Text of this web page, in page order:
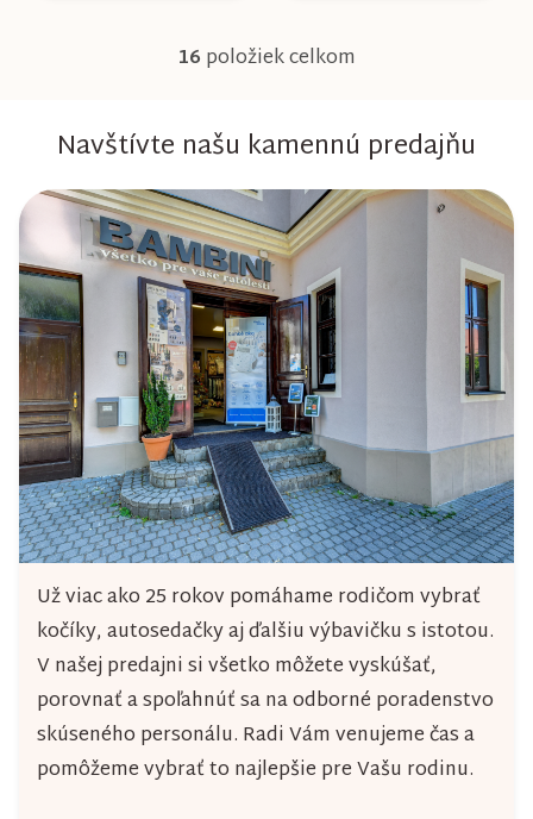
l
á
d
a
c
i
e
p
r
v
k
y
v
ý
p
i
s
16 položiek celkom
Navštívte našu kamennú predajňu
Už viac ako 25 rokov pomáhame rodičom vybrať
kočíky, autosedačky aj ďalšiu výbavičku s istotou.
V našej predajni si všetko môžete vyskúšať,
porovnať a spoľahnúť sa na odborné poradenstvo
skúseného personálu. Radi Vám venujeme čas a
pomôžeme vybrať to najlepšie pre Vašu rodinu.